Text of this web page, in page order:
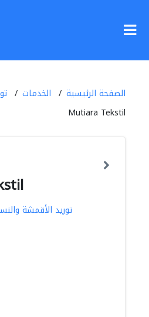
الصفحة الرئيسية الخدمات
Mutiara Tekstil
توريد الأقمشة